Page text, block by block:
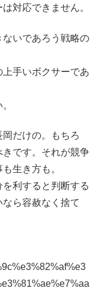
対応できません。
いであろう戦略の
手いボクサーであ
だけの。もちろ
です。それが競争
生き方も。
利すると判断する
ら容赦なく捨て